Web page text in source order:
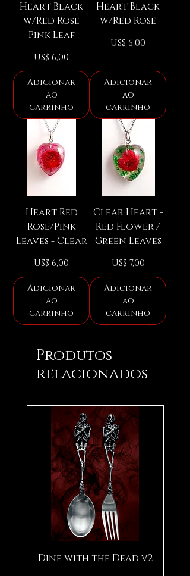
Heart Black
w/Red Rose
Pink Leaf
Preço
US$ 6,00
Adicionar
ao
carrinho
Heart Black
w/Red Rose
Preço
US$ 6,00
Adicionar
ao
carrinho
Heart Red
Rose/Pink
Leaves - Clear
Preço
US$ 6,00
Adicionar
ao
carrinho
Clear Heart -
Red Flower /
Green Leaves
Preço
US$ 7,00
Adicionar
ao
carrinho
Produtos
relacionados
Dine with the Dead v2